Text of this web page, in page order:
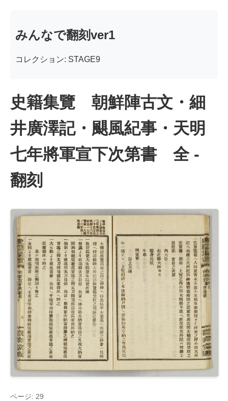
みんなで翻刻ver1
コレクション: STAGE9
史籍集覽 朝鮮陣古文・細
井廣澤記・颶風紀事・天明
七年將軍宣下次第書 全 -
翻刻
ページ: 29